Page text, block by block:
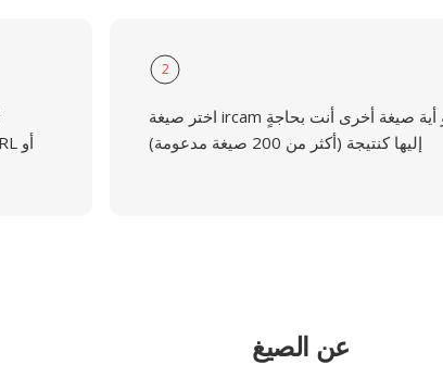
2
اختر صيغة ircam أو أية صيغة أخرى أنت بحاجةٍ
إليها كنتيجة (أكثر من 200 صيغة مدعومة)
عن الصيغ